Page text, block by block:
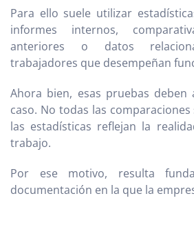
Para ello suele utilizar
informes internos,
anteriores o datos
trabajadores que desempeñan
Ahora bien, esas pruebas deben
caso. No todas las
las estadísticas reflejan la
trabajo.
Por ese motivo, resulta
documentación en la que la